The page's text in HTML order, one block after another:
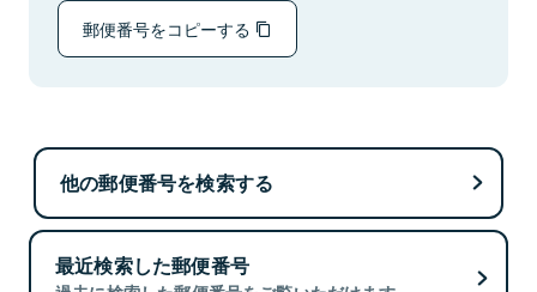
郵便番号をコピーする
他の郵便番号を検索する
最近検索した郵便番号